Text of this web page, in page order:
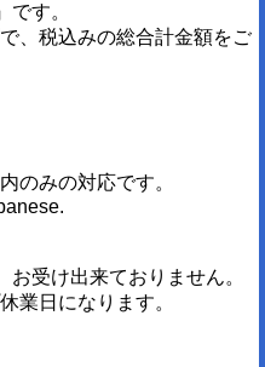
です。
、税込みの総合計金額をご
のみの対応です。
Japanese.
受け出来ておりません。
業日になります。